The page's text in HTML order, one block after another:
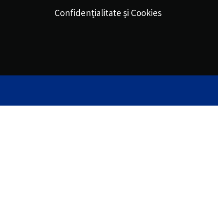
Confidențialitate și Cookies